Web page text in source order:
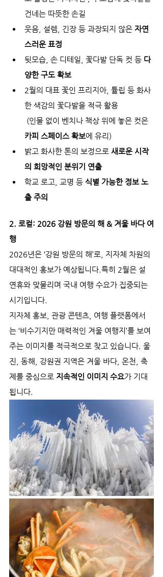
건네는 따뜻한 손길
웃음, 설렘, 긴장 등 과장되지 않은 자연
스러운 표정
뒷모습, 손 디테일, 꽃다발 단독 컷 등 다
양한 구도 확보
2월의 대표 꽃인 프리지아, 튤립 등 화사
한 색감의 꽃다발을 적극 활용
(인물 없이 벤치나 책상 위에 놓은 컷은
카피 스페이스 확보에 유리)
밝고 화사한 톤의 보정으로 새로운 시작
의 희망적인 분위기 연출
학교 로고, 교명 등 식별 가능한 정보 노
출 주의
2. 로컬: 2026 강원 방문의 해 & 겨울 바다 여
행
2026년은 ‘강원 방문의 해’로, 지자체 차원의
대대적인 홍보가 예상됩니다.특히 2월은 설
연휴와 맞물리며 국내 여행 수요가 집중되는
시기입니다.
지자체 홍보, 관광 콘텐츠, 여행 플랫폼에서
는 ‘비수기지만 매력적인 겨울 여행지’를 보여
주는 이미지를 적극적으로 찾고 있습니다. 울
진, 동해, 강원권 지역은 겨울 바다, 온천, 축
제를 중심으로 지속적인 이미지 수요가 기대
됩니다.